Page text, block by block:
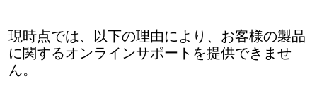
現時点では、以下の理由により、お客様の製品
に関するオンラインサポートを提供できませ
ん。